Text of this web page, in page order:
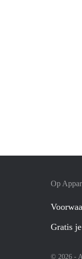
Op
Gratis
© 2026 -